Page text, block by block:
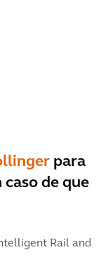
para
de que
Rail and